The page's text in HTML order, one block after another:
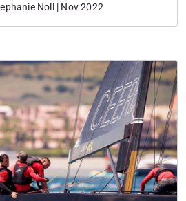
Noll | Nov 2022